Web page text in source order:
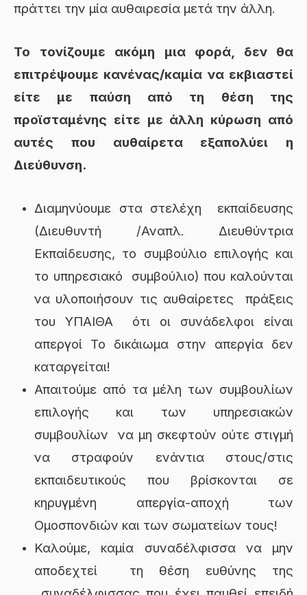
πράττει την μία αυθαιρεσία μετά την άλλη.
Το τονίζουμε ακόμη μια φορά, δεν θα
επιτρέψουμε κανένας/καμία να εκβιαστεί
είτε με παύση από τη θέση της
προϊσταμένης είτε με άλλη κύρωση από
αυτές που αυθαίρετα εξαπολύει η
Διεύθυνση.
Διαμηνύουμε στα στελέχη εκπαίδευσης
(Διευθυντή /Αναπλ. Διευθύντρια
Εκπαίδευσης, το συμβούλιο επιλογής και
το υπηρεσιακό συμβούλιο) που καλούνται
να υλοποιήσουν τις αυθαίρετες πράξεις
του ΥΠΑΙΘΑ ότι οι συνάδελφοι είναι
απεργοί Το δικάιωμα στην απεργία δεν
καταργείται!
Απαιτούμε από τα μέλη των συμβουλίων
επιλογής και των υπηρεσιακών
συμβουλίων να μη σκεφτούν ούτε στιγμή
να στραφούν ενάντια στους/στις
εκπαιδευτικούς που βρίσκονται σε
κηρυγμένη απεργία-αποχή των
Ομοσπονδιών και των σωματείων τους!
Καλούμε, καμία συναδέλφισσα να μην
αποδεχτεί τη θέση ευθύνης της